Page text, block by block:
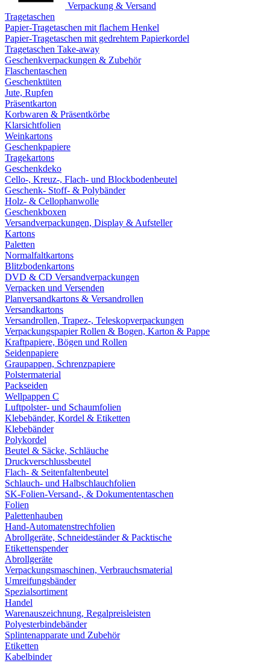
Verpackung & Versand
Tragetaschen
Papier-Tragetaschen mit flachem Henkel
Papier-Tragetaschen mit gedrehtem Papierkordel
Tragetaschen Take-away
Geschenkverpackungen & Zubehör
Flaschentaschen
Geschenktüten
Jute, Rupfen
Präsentkarton
Korbwaren & Präsentkörbe
Klarsichtfolien
Weinkartons
Geschenkpapiere
Tragekartons
Geschenkdeko
Cello-, Kreuz-, Flach- und Blockbodenbeutel
Geschenk- Stoff- & Polybänder
Holz- & Cellophanwolle
Geschenkboxen
Versandverpackungen, Display & Aufsteller
Kartons
Paletten
Normalfaltkartons
Blitzbodenkartons
DVD & CD Versandverpackungen
Verpacken und Versenden
Planversandkartons & Versandrollen
Versandkartons
Versandrollen, Trapez-, Teleskopverpackungen
Verpackungspapier Rollen & Bogen, Karton & Pappe
Kraftpapiere, Bögen und Rollen
Seidenpapiere
Graupappen, Schrenzpapiere
Polstermaterial
Packseiden
Wellpappen C
Luftpolster- und Schaumfolien
Klebebänder, Kordel & Etiketten
Klebebänder
Polykordel
Beutel & Säcke, Schläuche
Druckverschlussbeutel
Flach- & Seitenfaltenbeutel
Schlauch- und Halbschlauchfolien
SK-Folien-Versand-, & Dokumententaschen
Folien
Palettenhauben
Hand-Automatenstrechfolien
Abrollgeräte, Schneideständer & Packtische
Etikettenspender
Abrollgeräte
Verpackungsmaschinen, Verbrauchsmaterial
Umreifungsbänder
Spezialsortiment
Handel
Warenauszeichnung, Regalpreisleisten
Polyesterbindebänder
Splintenapparate und Zubehör
Etiketten
Kabelbinder